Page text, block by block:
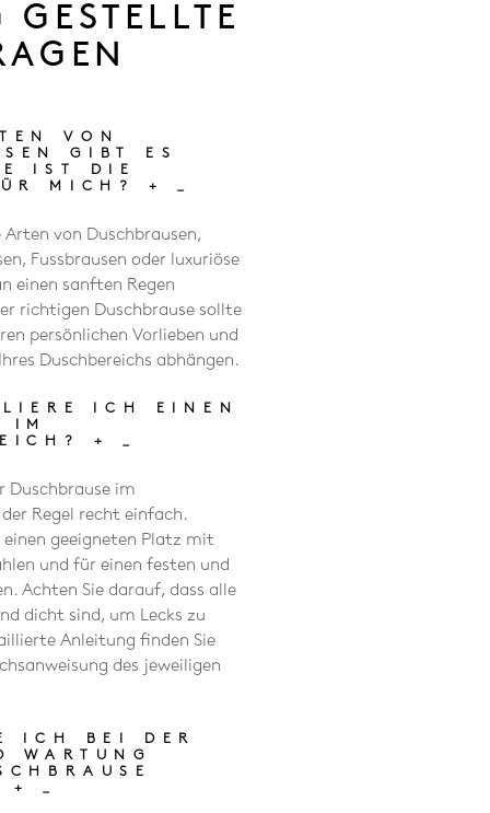
VON
GIBT ES
IST DIE
MICH? +
Arten von Duschbrausen,
Fussbrausen oder luxuriöse
einen sanften Regen
richtigen Duschbrause sollte
persönlichen Vorlieben und
Duschbereichs abhängen.
ICH EINEN
IM
+
Duschbrause im
Regel recht einfach.
geeigneten Platz mit
und für einen festen und
Achten Sie darauf, dass alle
dicht sind, um Lecks zu
Anleitung finden Sie
des jeweiligen
ICH BEI DER
WARTUNG
+